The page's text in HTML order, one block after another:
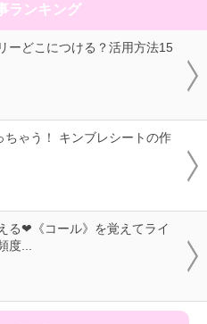
ランキング
ーどこにつける？活用方法15
ちゃう！ キンブレシートの作
る❤《コール》を覚えてライ
度...